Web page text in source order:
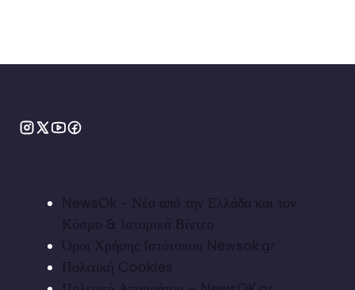
NewsOk - Νέα από την Ελλάδα και τον
Κόσμο & Ιστορικά Βίντεο
Όροι Χρήσης Ιστότοπου Newsok.gr
Πολιτική Cookies